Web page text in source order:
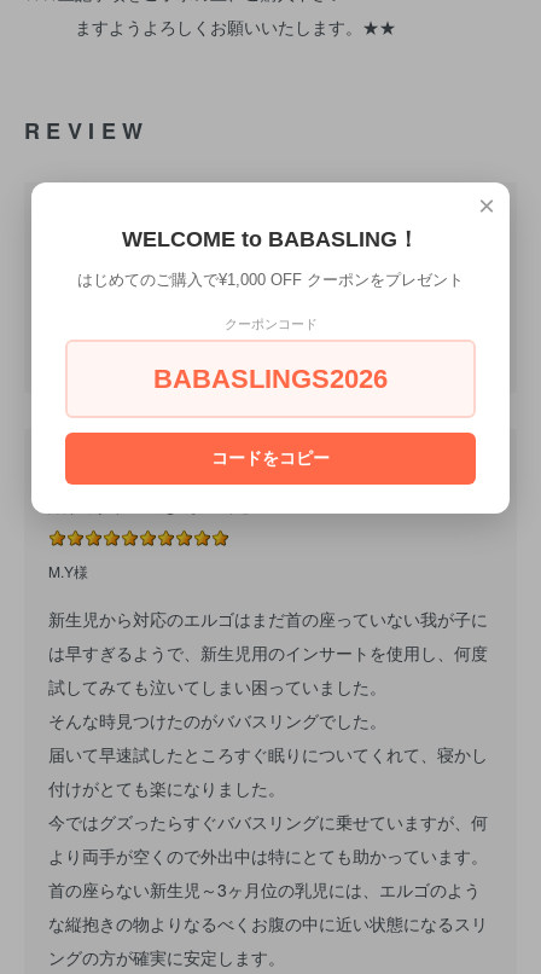
ますようよろしくお願いいたします。★★
REVIEW
生後１ヶ月の赤ん坊が良く寝ています❗️とても気に入りま
した。
M.Y様
新生児から対応のエルゴはまだ首の座っていない我が子に
は早すぎるようで、新生児用のインサートを使用し、何度
試してみても泣いてしまい困っていました。
そんな時見つけたのがババスリングでした。
届いて早速試したところすぐ眠りについてくれて、寝かし
付けがとても楽になりました。
今ではグズったらすぐババスリングに乗せていますが、何
より両手が空くので外出中は特にとても助かっています。
首の座らない新生児～3ヶ月位の乳児には、エルゴのよう
な縦抱きの物よりなるべくお腹の中に近い状態になるスリ
ングの方が確実に安定します。
×
WELCOME to BABASLING！
はじめてのご購入で¥1,000 OFF クーポンをプレゼント
クーポンコード
BABASLINGS2026
コードをコピー